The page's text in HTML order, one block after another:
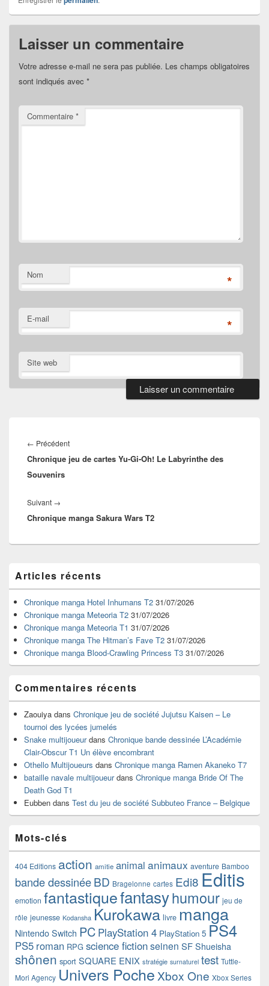
Laisser un commentaire
Votre adresse e-mail ne sera pas publiée. Les champs obligatoires
sont indiqués avec *
Commentaire *
Nom *
E-mail *
Site web
de
l’article
← PrécédentArticle
précédent :
Chronique jeu de cartes Yu-Gi-Oh! Le Labyrinthe des
Souvenirs
Suivant →
suivant :
Chronique manga Sakura Wars T2
principale
de
widget
pour
barre
latérale
Articles récents
Chronique manga Hotel Inhumans T2 31/07/2026
Chronique manga Meteoria T2 31/07/2026
Chronique manga Meteoria T1 31/07/2026
Chronique manga The Hitman’s Fave T2 31/07/2026
Chronique manga Blood-Crawling Princess T3 31/07/2026
Commentaires récents
Zaouiya dans Chronique jeu de société Jujutsu Kaisen – Le
tournoi des lycées jumelés
Snake multijoueurdans Chronique bande dessinée L’Académie
Clair-Obscur T1 Un élève encombrant
Othello Multijoueurs dans Chronique manga Ramen Akaneko T7
bataille navale multijoueurdans Chronique manga Bride Of The
Death God T1
Eubben dans Test du jeu de société Subbuteo France – Belgique
Mots-clés
404 Editions action amitie animal animaux aventure Bamboo
bande dessinéeBD Bragelonne cartes Edi8 Editis
emotion fantastiquefantasyhumour jeu de
rôle jeunesse Kodansha Kurokawa livre manga
Nintendo Switch PC PlayStation 4 PlayStation 5 PS4
PS5 roman RPG science fictionseinen SF Shueisha
shônen sport SQUARE ENIX stratégie surnaturel test Tuttle-
Mori Agency Univers Poche Xbox One Xbox Series